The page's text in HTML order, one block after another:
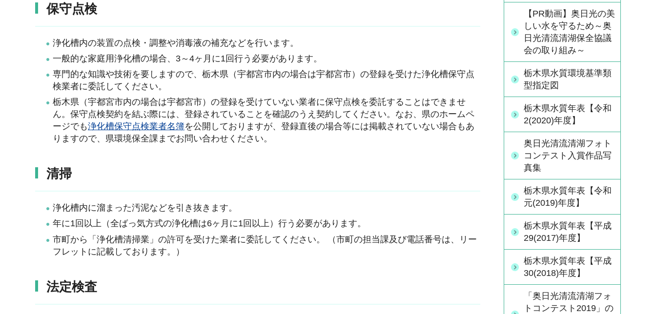
保守点検
浄化槽内の装置の点検・調整や消毒液の補充などを行います。
一般的な家庭用浄化槽の場合、3～4ヶ月に1回行う必要があります。
専門的な知識や技術を要しますので、栃木県（宇都宮市内の場合は宇都宮市）の登録を受けた浄化槽保守点
検業者に委託してください。
栃木県（宇都宮市内の場合は宇都宮市）の登録を受けていない業者に保守点検を委託することはできませ
ん。保守点検契約を結ぶ際には、登録されていることを確認のうえ契約してください。なお、県のホームペ
ージでも浄化槽保守点検業者名簿を公開しておりますが、登録直後の場合等には掲載されていない場合もあ
りますので、県環境保全課までお問い合わせください。
清掃
浄化槽内に溜まった汚泥などを引き抜きます。
年に1回以上（全ばっ気方式の浄化槽は6ヶ月に1回以上）行う必要があります。
市町から「浄化槽清掃業」の許可を受けた業者に委託してください。 （市町の担当課及び電話番号は、リー
フレットに記載しております。）
法定検査
【PR動画】奥日光の美
しい水を守るため～奥
日光清流清湖保全協議
会の取り組み～
栃木県水質環境基準類
型指定図
栃木県水質年表【令和
2(2020)年度】
奥日光清流清湖フォト
コンテスト入賞作品写
真集
栃木県水質年表【令和
元(2019)年度】
栃木県水質年表【平成
29(2017)年度】
栃木県水質年表【平成
30(2018)年度】
「奥日光清流清湖フォ
トコンテスト2019」の